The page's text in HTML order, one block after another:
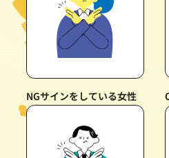
NGサインをしている女性